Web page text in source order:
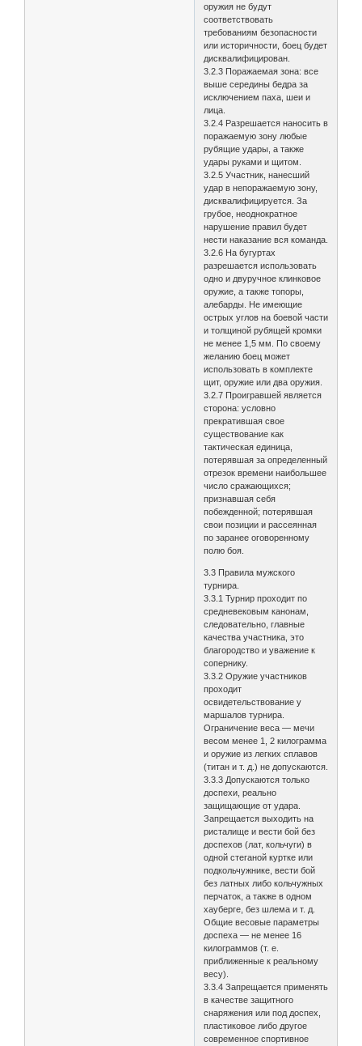
оружия не будут
соответствовать
требованиям безопасности
или историчности, боец будет
дисквалифицирован.
3.2.3 Поражаемая зона: все
выше середины бедра за
исключением паха, шеи и
лица.
3.2.4 Разрешается наносить в
поражаемую зону любые
рубящие удары, а также
удары руками и щитом.
3.2.5 Участник, нанесший
удар в непоражаемую зону,
дисквалифицируется. За
грубое, неоднократное
нарушение правил будет
нести наказание вся команда.
3.2.6 На бугуртах
разрешается использовать
одно и двуручное клинковое
оружие, а также топоры,
алебарды. Не имеющие
острых углов на боевой части
и толщиной рубящей кромки
не менее 1,5 мм. По своему
желанию боец может
использовать в комплекте
щит, оружие или два оружия.
3.2.7 Проигравшей является
сторона: условно
прекратившая свое
существование как
тактическая единица,
потерявшая за определенный
отрезок времени наибольшее
число сражающихся;
признавшая себя
побежденной; потерявшая
свои позиции и рассеянная
по заранее оговоренному
полю боя.
3.3 Правила мужского
турнира.
3.3.1 Турнир проходит по
средневековым канонам,
следовательно, главные
качества участника, это
благородство и уважение к
сопернику.
3.3.2 Оружие участников
проходит
освидетельствование у
маршалов турнира.
Ограничение веса — мечи
весом менее 1, 2 килограмма
и оружие из легких сплавов
(титан и т. д.) не допускаются.
3.3.3 Допускаются только
доспехи, реально
защищающие от удара.
Запрещается выходить на
ристалище и вести бой без
доспехов (лат, кольчуги) в
одной стеганой куртке или
подкольчужнике, вести бой
без латных либо кольчужных
перчаток, а также в одном
хауберге, без шлема и т. д.
Общие весовые параметры
доспеха — не менее 16
килограммов (т. е.
приближенные к реальному
весу).
3.3.4 Запрещается применять
в качестве защитного
снаряжения или под доспех,
пластиковое либо другое
современное спортивное